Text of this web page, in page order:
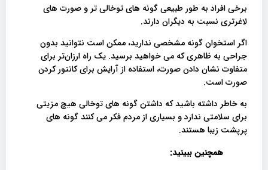
برخی افراد به طور طبیعی گونه های توخالی تر و صورت های
لاغرتری نسبت به دیگران دارند.
اگر استخوان گونه مشخصی ندارید، ممکن است نتوانید بدون
جراحی به ظاهری که می خواهید برسید. یک راه ارزان‌تر برای
متفاوت نشان دادن صورت، استفاده از آرایش برای کانتور کردن
صورت است.
به خاطر داشته باشید که داشتن گونه های توخالی هیچ مزیتی
برای سلامتی ندارد و بسیاری از مردم فکر می کنند گونه های
پرپشت زیبا هستند.
همچنین ببینید: